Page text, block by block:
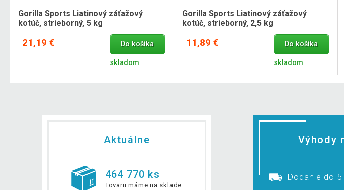
Gorilla Sports Liatinový záťažový
kotúč, strieborný, 5 kg
21,19 € Do košíka
skladom
Gorilla Sports Liatinový záťažový
kotúč, strieborný, 2,5 kg
11,89 € Do košíka
skladom
Aktuálne
464 770 ks
Tovaru máme na sklade
Výhody
Dodanie do